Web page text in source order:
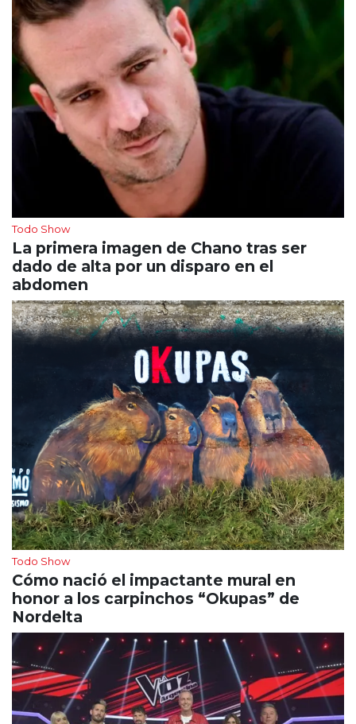
Todo Show
La primera imagen de Chano tras ser
dado de alta por un disparo en el
abdomen
Todo Show
Cómo nació el impactante mural en
honor a los carpinchos “Okupas” de
Nordelta